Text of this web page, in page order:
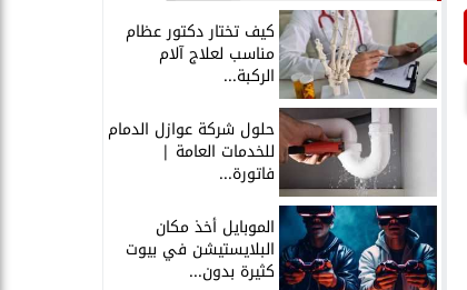
كيف تختار دكتور عظام
مناسب لعلاج آلام
الركبة...
حلول شركة عوازل الدمام
للخدمات العامة |
فاتورة...
الموبايل أخذ مكان
البلايستيشن في بيوت
كثيرة بدون...